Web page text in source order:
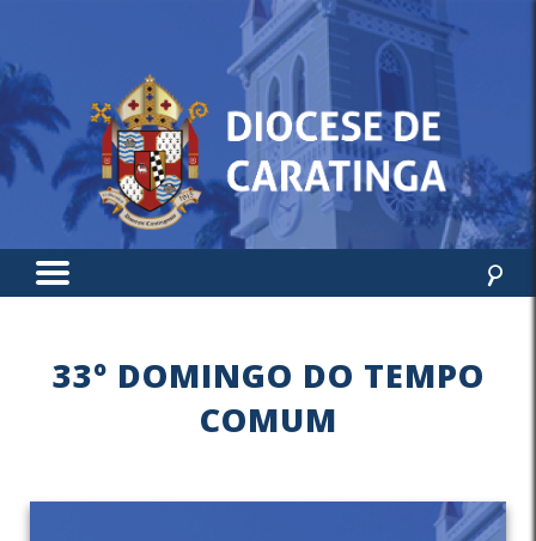
33º DOMINGO DO TEMPO
COMUM